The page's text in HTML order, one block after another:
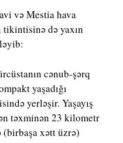
və Mestia hava
də yaxın
cənub-şərq
yaşadığı
yerləşir. Yaşayış
təxminən 23 kilometr
xətt üzrə)